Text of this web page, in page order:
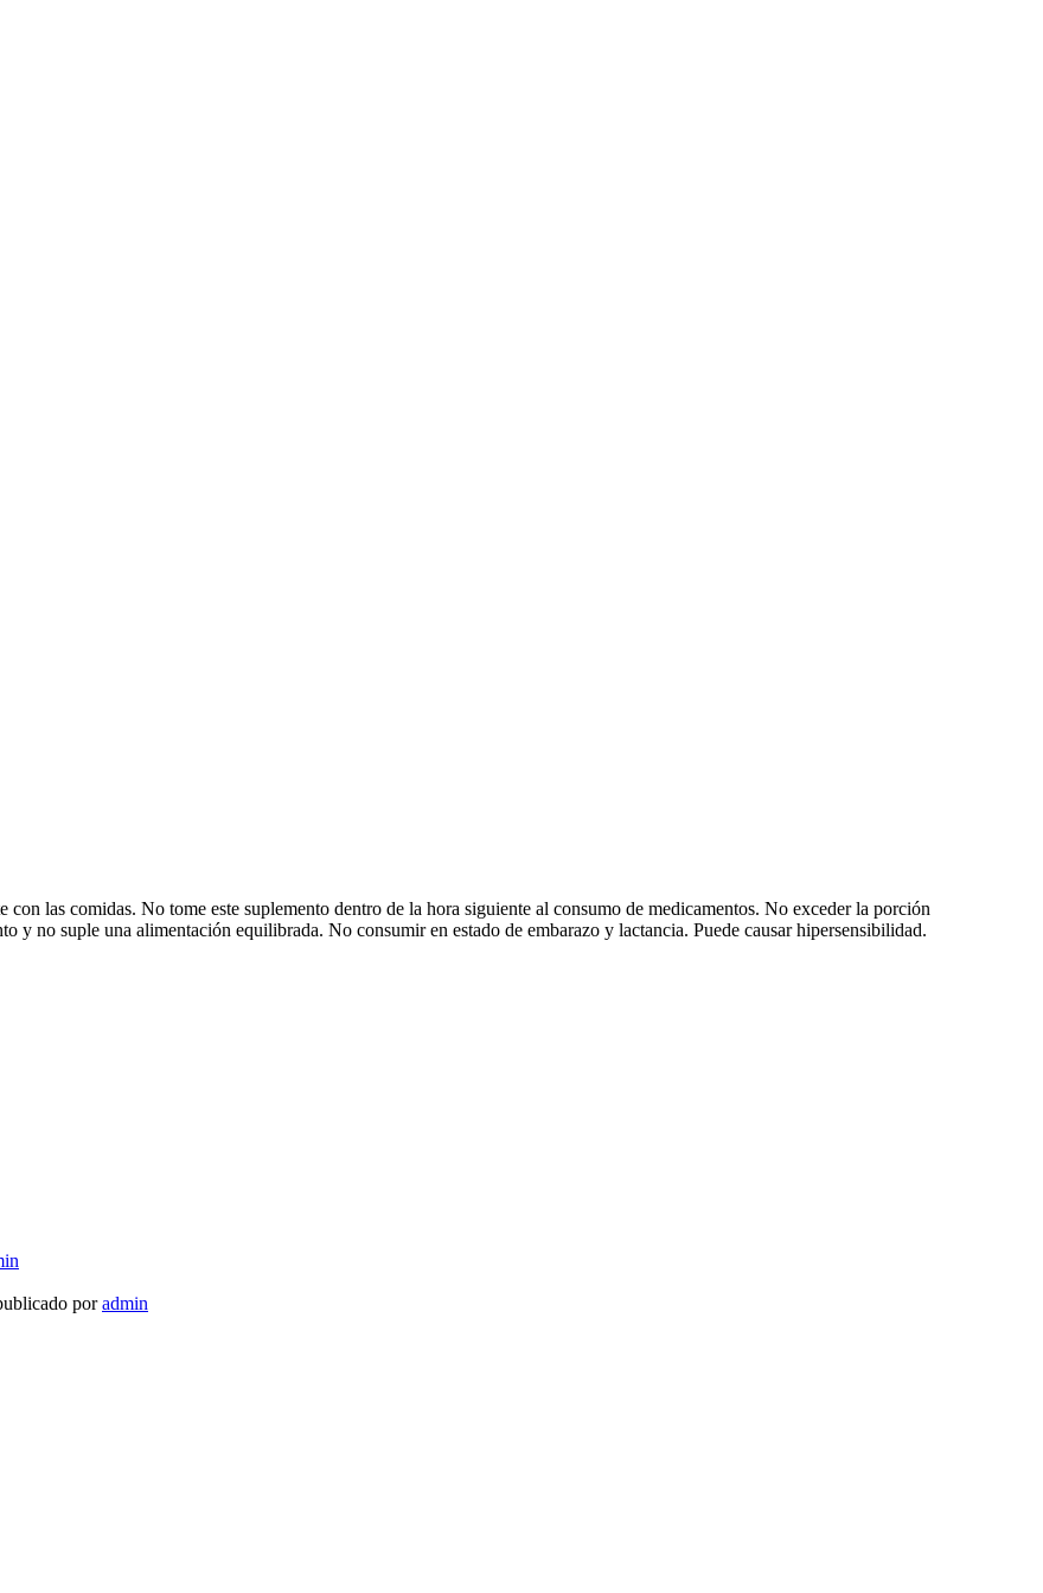
las comidas. No tome este suplemento dentro de la hora siguiente al consumo de medicamentos. No exceder la porción
y no suple una alimentación equilibrada. No consumir en estado de embarazo y lactancia. Puede causar hipersensibilidad.
poradmin